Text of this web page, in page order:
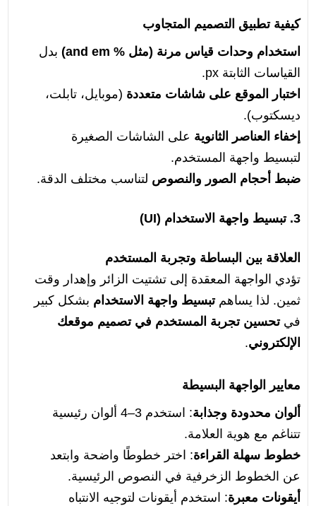
كيفية تطبيق التصميم المتجاوب
استخدام وحدات قياس مرنة (مثل % and em)
بدل
القياسات الثابتة px.
اختبار الموقع على شاشات متعددة (موبايل، تابلت،
ديسكتوب).
إخفاء العناصر الثانوية على الشاشات الصغيرة
لتبسيط واجهة المستخدم.
ضبط أحجام الصور والنصوص لتناسب مختلف الدقة.
3. تبسيط واجهة الاستخدام (UI)
العلاقة بين البساطة وتجربة المستخدم
تؤدي الواجهة المعقدة إلى تشتيت الزائر وإهدار وقت
ثمين. لذا يساهمتبسيط واجهة الاستخدام بشكل كبير
فيتحسين تجربة المستخدم في تصميم موقعك
الإلكتروني.
معايير الواجهة البسيطة
ألوان محدودة وجذابة
: استخدم 3–4 ألوان رئيسية
تتناغم مع هوية العلامة.
خطوط سهلة القراءة: اختر خطوطًا واضحة وابتعد
عن الخطوط الزخرفية في النصوص الرئيسية.
أيقونات معبرة: استخدم أيقونات لتوجيه الانتباه